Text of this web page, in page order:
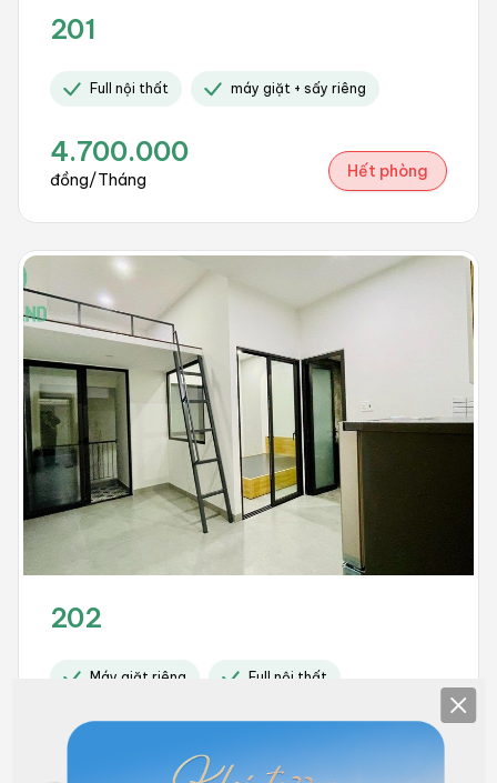
201
Full nội thất máy giặt + sấy riêng
4.700.000
đồng/Tháng Hết phòng
202
Máy giặt riêng Full nội thất
4.600.000